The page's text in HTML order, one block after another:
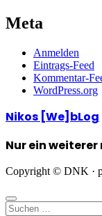
Meta
Anmelden
Eintrags-Feed
Kommentar-
WordPress.org
Nikos [We]bLog
Nur ein
Copyright © DNK ·
Suchen